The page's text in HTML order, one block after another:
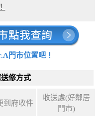
門市位置吧！
修方式
到府收件
收送處(好鄰居
門市)